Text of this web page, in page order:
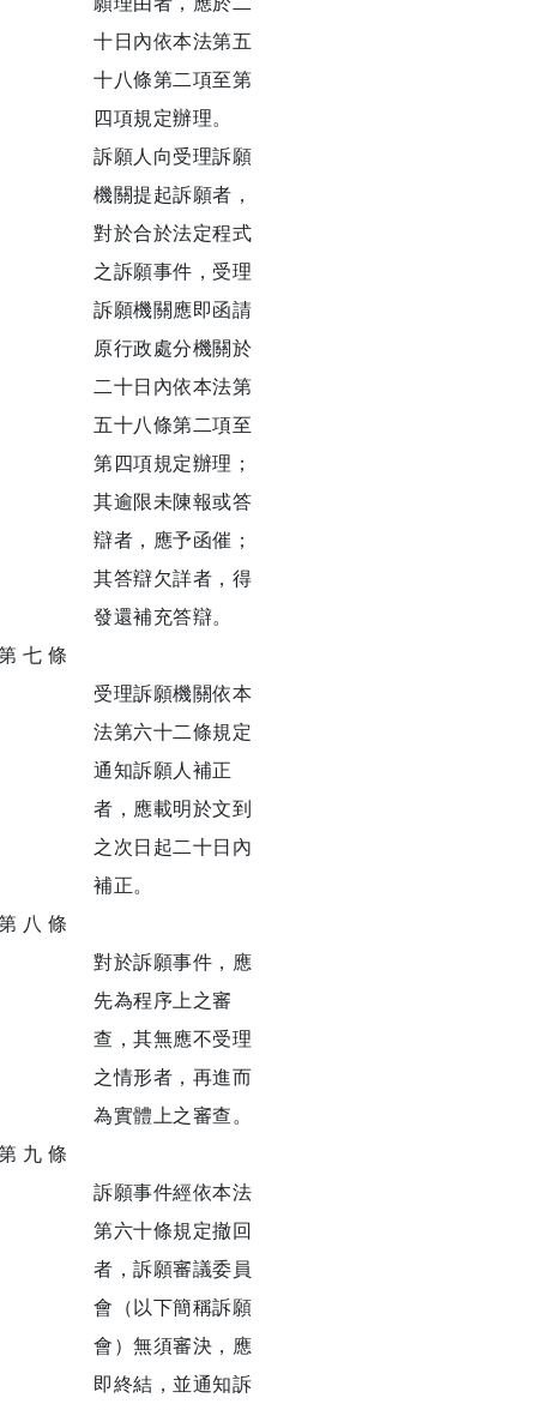
十日內依本法第五
十八條第二項至第
四項規定辦理。
訴願人向受理訴願
機關提起訴願者，
對於合於法定程式
之訴願事件，受理
訴願機關應即函請
原行政處分機關於
二十日內依本法第
五十八條第二項至
第四項規定辦理；
其逾限未陳報或答
辯者，應予函催；
其答辯欠詳者，得
發還補充答辯。
七 條
受理訴願機關依本
法第六十二條規定
通知訴願人補正
者，應載明於文到
之次日起二十日內
補正。
八 條
對於訴願事件，應
先為程序上之審
查，其無應不受理
之情形者，再進而
為實體上之審查。
九 條
訴願事件經依本法
第六十條規定撤回
者，訴願審議委員
會（以下簡稱訴願
會）無須審決，應
即終結，並通知訴